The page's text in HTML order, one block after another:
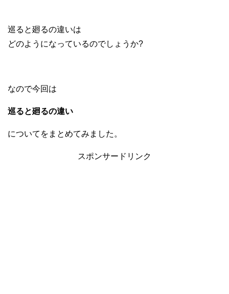
巡ると廻るの違いは
どのようになっているのでしょうか?
なので今回は
巡ると廻るの違い
についてをまとめてみました。
スポンサードリンク